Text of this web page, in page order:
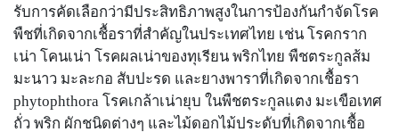
รับการคัดเลือกว่ามีประสิทธิภาพสูงในการป้องกันกำจัดโรค
พืชที่เกิดจากเชื้อราที่สำคัญในประเทศไทย เช่น โรคกราก
เน่า โคนเน่า โรคผลเน่าของทุเรียน พริกไทย พืชตระกูลส้ม
มะนาว มะละกอ สับปะรด และยางพาราที่เกิดจากเชื้อรา
phytophthora โรคเกล้าเน่ายุบ ในพืชตระกูลแตง มะเขือเทศ
ถั่ว พริก ผักชนิดต่างๆ และไม้ดอกไม้ประดับที่เกิดจากเชื้อ